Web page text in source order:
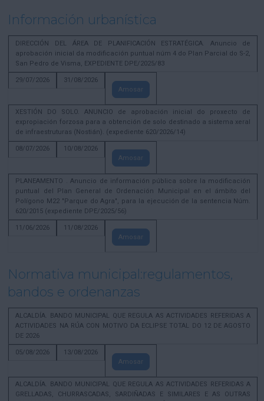
Información urbanística
DIRECCIÓN DEL ÁREA DE PLANIFICACIÓN ESTRATÉGICA. Anuncio de
aprobación inicial da modificación puntual núm 4 do Plan Parcial do S-2,
San Pedro de Visma, EXPEDIENTE DPE/2025/83
29/07/2026
31/08/2026
Amosar
XESTIÓN DO SOLO. ANUNCIO de aprobación inicial do proxecto de
expropiación forzosa para a obtención de solo destinado a sistema xeral
de infraestruturas (Nostián). (expediente 620/2026/14)
08/07/2026
10/08/2026
Amosar
PLANEAMENTO . Anuncio de información pública sobre la modificación
puntual del Plan General de Ordenación Municipal en el ámbito del
Polígono M22 "Parque do Agra", para la ejecución de la sentencia Núm.
620/2015 (expediente DPE/2025/56)
11/06/2026
11/08/2026
Amosar
Normativa municipal:regulamentos,
bandos e ordenanzas
ALCALDÍA. BANDO MUNICIPAL QUE REGULA AS ACTIVIDADES REFERIDAS A
ACTIVIDADES NA RÚA CON MOTIVO DA ECLIPSE TOTAL DO 12 DE AGOSTO
DE 2026
05/08/2026
13/08/2026
Amosar
ALCALDÍA. BANDO MUNICIPAL QUE REGULA AS ACTIVIDADES REFERIDAS A
GRELLADAS, CHURRASCADAS, SARDIÑADAS E SIMILARES E AS OUTRAS